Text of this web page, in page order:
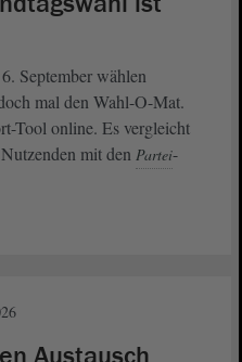
September wählen
mal den Wahl-O-Mat.
Tool online. Es vergleicht
mit den Partei-